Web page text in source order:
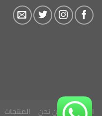
الرئيسية من نحن المنتجات